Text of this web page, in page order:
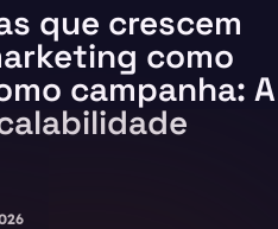
que crescem
como
campanha: A